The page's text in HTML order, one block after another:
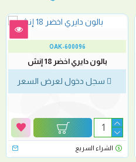
OAK-600096
بالون دايري اخضر 18 إنش
سجل دخول لعرض السعر
الشراء السريع